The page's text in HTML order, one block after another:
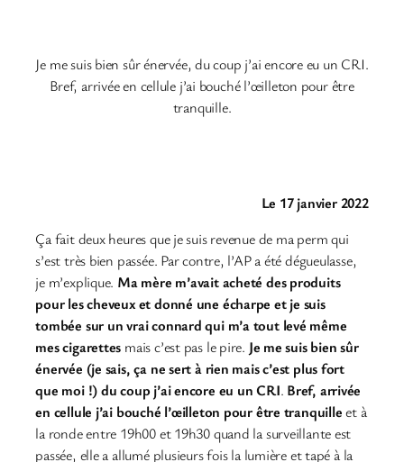
Je me suis bien sûr énervée, du coup j’ai encore eu un CRI.
Bref, arrivée en cellule j’ai bouché l’œilleton pour être
tranquille.
Le 17 janvier 2022
Ça fait deux heures que je suis revenue de ma perm qui
s’est très bien passée. Par contre, l’AP a été dégueulasse,
je m’explique. Ma mère m’avait acheté des produits
pour les cheveux et donné une écharpe et je suis
tombée sur un vrai connard qui m’a tout levé même
mes cigarettes mais c’est pas le pire. Je me suis bien sûr
énervée (je sais, ça ne sert à rien mais c’est plus fort
que moi !) du coup j’ai encore eu un CRI. Bref, arrivée
en cellule j’ai bouché l’œilleton pour être tranquilleet à
la ronde entre 19h00 et 19h30 quand la surveillante est
passée, elle a allumé plusieurs fois la lumière et tapé à la